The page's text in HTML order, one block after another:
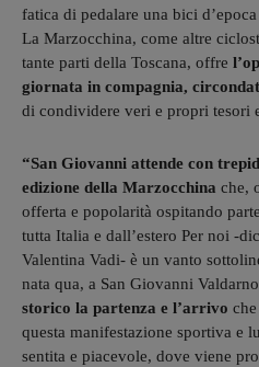
fatica di pedalare una bici
La Marzocchina, come altre
tante parti della Toscana, offre
giornata in compagnia,
di condividere veri e propri tesori
“San Giovanni attende con
edizione della Marzocchina che,
offerta e popolarità ospitando
tutta Italia e dall’estero Per noi -
Valentina Vadi- è un vanto
nata qua, a San Giovanni
storico la partenza e l’arrivo
questa manifestazione sportiva e
sentita e piacevole, dove viene